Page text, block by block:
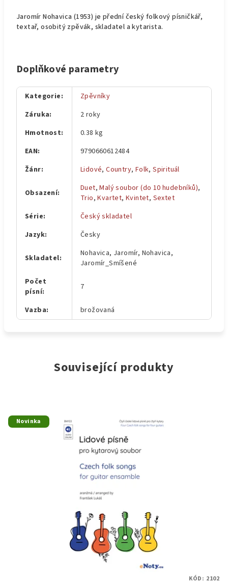
Jaromír Nohavica (1953) je přední český folkový písničkář,
textař, osobitý zpěvák, skladatel a kytarista.
Doplňkové parametry
Kategorie:
Zpěvníky
Záruka:
2 roky
Hmotnost:
0.38 kg
EAN:
9790660612484
Žánr: Lidové,Country, Folk,Spirituál
Obsazení: Duet,Malý soubor (do 10 hudebníků),
Trio,Kvartet,Kvintet, Sextet
Série:
Český skladatel
Jazyk: Česky
Skladatel:
Nohavica, Jaromír, Nohavica,
Jaromír_Smíšené
Počet
písní: 7
Vazba: brožovaná
Související produkty
Novinka
KÓD: 2102